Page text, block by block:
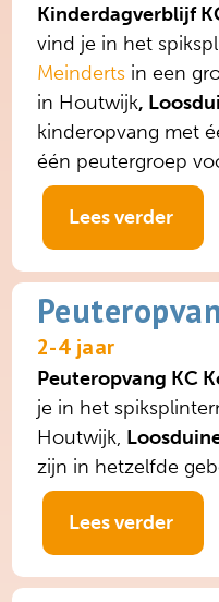
Kinderdagverblijf
vind je in het
Meindertsin een
in Houtwijk,
kinderopvang met
één peutergroep
Lees verder
2-4 jaar
Peuteropvang KC
je in het
Houtwijk,
zijn in hetzelfde
Lees verder